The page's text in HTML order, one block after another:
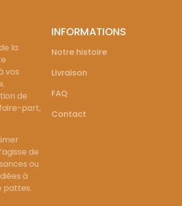
la
vos
de
part,
de
ou
à
pattes.
INFORMATIONS
Notre histoire
Livraison
FAQ
Contact